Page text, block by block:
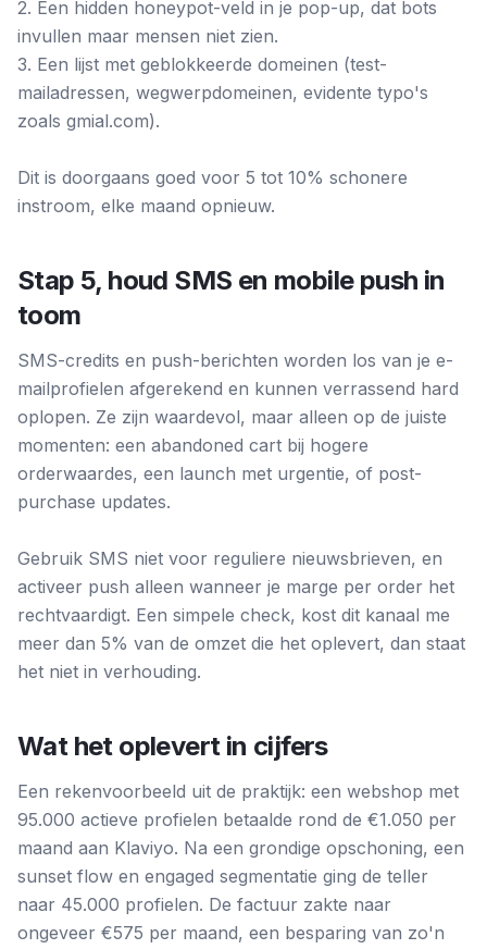
2. Een hidden honeypot-veld in je pop-up, dat bots
invullen maar mensen niet zien.
3. Een lijst met geblokkeerde domeinen (test-
mailadressen, wegwerpdomeinen, evidente typo's
zoals gmial.com).
Dit is doorgaans goed voor 5 tot 10% schonere
instroom, elke maand opnieuw.
Stap 5, houd SMS en mobile push in
toom
SMS-credits en push-berichten worden los van je e-
mailprofielen afgerekend en kunnen verrassend hard
oplopen. Ze zijn waardevol, maar alleen op de juiste
momenten: een abandoned cart bij hogere
orderwaardes, een launch met urgentie, of post-
purchase updates.
Gebruik SMS niet voor reguliere nieuwsbrieven, en
activeer push alleen wanneer je marge per order het
rechtvaardigt. Een simpele check, kost dit kanaal me
meer dan 5% van de omzet die het oplevert, dan staat
het niet in verhouding.
Wat het oplevert in cijfers
Een rekenvoorbeeld uit de praktijk: een webshop met
95.000 actieve profielen betaalde rond de €1.050 per
maand aan Klaviyo. Na een grondige opschoning, een
sunset flow en engaged segmentatie ging de teller
naar 45.000 profielen. De factuur zakte naar
ongeveer €575 per maand, een besparing van zo'n